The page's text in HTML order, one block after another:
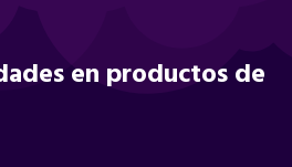
en productos de